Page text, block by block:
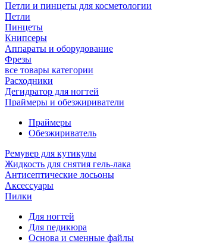
Петли и пинцеты для косметологии
Петли
Пинцеты
Книпсеры
Аппараты и оборудование
Фрезы
все товары категории
Расходники
Дегидратор для ногтей
Праймеры и обезжириватели
Праймеры
Обезжириватель
Ремувер для кутикулы
Жидкость для снятия гель-лака
Антисептические лосьоны
Аксессуары
Пилки
Для ногтей
Для педикюра
Основа и сменные файлы